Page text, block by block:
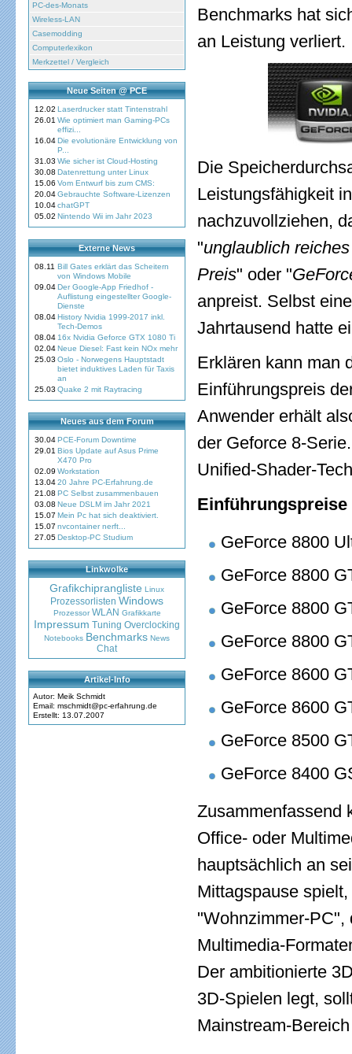
PC-des-Monats
Wireless-LAN
Casemodding
Computerlexikon
Merkzettel / Vergleich
Neue Seiten @ PCE
12.02 Laserdrucker statt Tintenstrahl
26.01 Wie optimiert man Gaming-PCs
effizi...
16.04Die evolutionäre Entwicklung von
P...
31.03 Wie sicher ist Cloud-Hosting
30.08 Datenrettung unter Linux
15.06 Vom Entwurf bis zum CMS:
20.04Gebrauchte Software-Lizenzen
10.04chatGPT
05.02 Nintendo Wii im Jahr 2023
Externe News
08.11 Bill Gates erklärt das Scheitern
von Windows Mobile
09.04Der Google-App Friedhof -
Auflistung eingestellter Google-
Dienste
08.04History Nvidia 1999-2017 inkl.
Tech-Demos
08.04 16x Nvidia Geforce GTX 1080 Ti
02.04Neue Diesel: Fast kein NOx mehr
25.03 Oslo - Norwegens Hauptstadt
bietet induktives Laden für Taxis
an
25.03 Quake 2 mit Raytracing
Neues aus dem Forum
30.04PCE-Forum Downtime
29.01 Bios Update auf Asus Prime
X470 Pro
02.09 Workstation
13.0420 Jahre PC-Erfahrung.de
21.08 PC Selbst zusammenbauen
03.08 Neue DSLM im Jahr 2021
15.07 Mein Pc hat sich deaktiviert.
15.07 nvcontainer nerft...
27.05Desktop-PC Studium
Linkwolke
Grafikchiprangliste Linux
Prozessorlisten Windows
Prozessor WLAN Grafikkarte
Impressum Tuning Overclocking
Notebooks Benchmarks News
Chat
Artikel-Info
Autor: Meik Schmidt
Email: mschmidt@pc-erfahrung.de
Erstellt: 13.07.2007
Benchmarks hat
an Leistung verliert.
Die
Leistungsfähigkeit
nachzuvollziehen,
"unglaublich
Preis" oder "
anpreist. Selbst
Jahrtausend hatte
Erklären kann man
Einführungspreis
Anwender erhält
der Geforce 8-
Unified-Shader-
Einführungspreise
GeForce 8800
GeForce 8800
GeForce 8800
GeForce 8800
GeForce 8600
GeForce 8600
GeForce 8500
GeForce 8400
Zusammenfassend
Office- oder
hauptsächlich an
Mittagspause
"Wohnzimmer-PC",
Multimedia-
Der ambitionierte
3D-Spielen legt,
Mainstream-